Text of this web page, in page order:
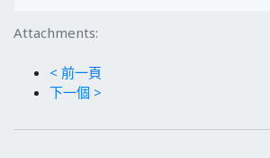
Attachments:
< 前一頁
下一個 >